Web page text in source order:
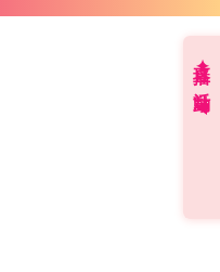
直播✦活動